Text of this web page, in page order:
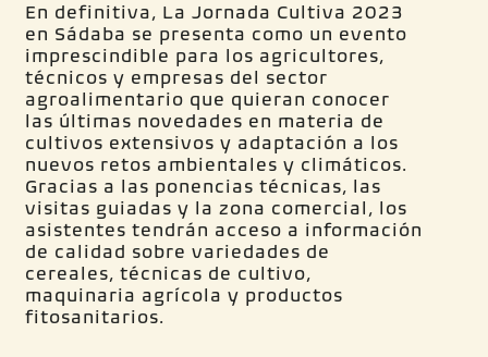
En definitiva, La Jornada Cultiva 2023
en Sádaba se presenta como un evento
imprescindible para los agricultores,
técnicos y empresas del sector
agroalimentario que quieran conocer
las últimas novedades en materia de
cultivos extensivos y adaptación a los
nuevos retos ambientales y climáticos.
Gracias a las ponencias técnicas, las
visitas guiadas y la zona comercial, los
asistentes tendrán acceso a información
de calidad sobre variedades de
cereales, técnicas de cultivo,
maquinaria agrícola y productos
fitosanitarios.